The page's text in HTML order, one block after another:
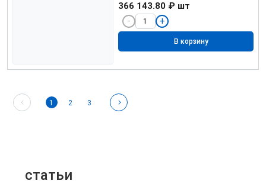
366 143.80 ₽ шт
В корзину
1 2 3
статьи